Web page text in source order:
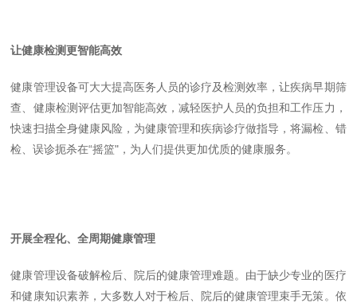
让健康检测更智能高效
健康管理设备可大大提高医务人员的诊疗及检测效率，让疾病早期筛
查、健康检测评估更加智能高效，减轻医护人员的负担和工作压力，
快速扫描全身健康风险，为健康管理和疾病诊疗做指导，将漏检、错
检、误诊扼杀在“摇篮"，为人们提供更加优质的健康服务。
开展全程化、全周期健康管理
健康管理设备破解检后、院后的健康管理难题。由于缺少专业的医疗
和健康知识素养，大多数人对于检后、院后的健康管理束手无策。依